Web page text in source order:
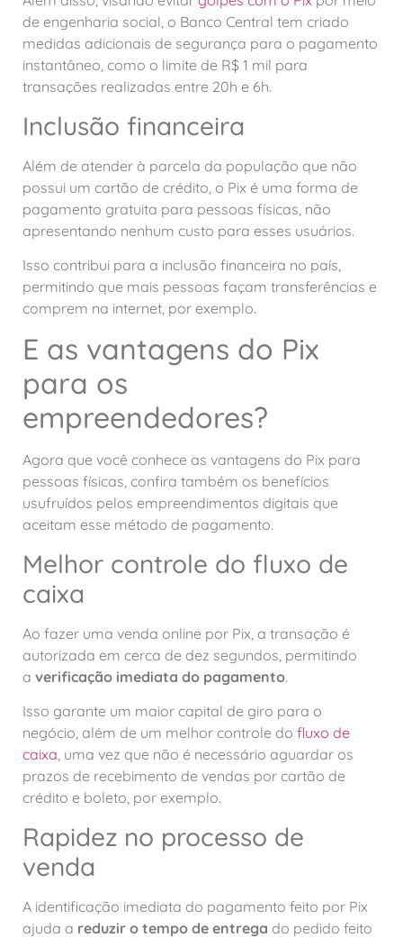
de engenharia social, o Banco Central tem criado
medidas adicionais de segurança para o pagamento
instantâneo, como o limite de R$ 1 mil para
transações realizadas entre 20h e 6h.
Inclusão financeira
Além de atender à parcela da população que não
possui um cartão de crédito, o Pix é uma forma de
pagamento gratuita para pessoas físicas, não
apresentando nenhum custo para esses usuários.
Isso contribui para a inclusão financeira no país,
permitindo que mais pessoas façam transferências e
comprem na internet, por exemplo.
E as vantagens do Pix
para os
empreendedores?
Agora que você conhece as vantagens do Pix para
pessoas físicas, confira também os benefícios
usufruídos pelos empreendimentos digitais que
aceitam esse método de pagamento.
Melhor controle do fluxo de
caixa
Ao fazer uma venda online por Pix, a transação é
autorizada em cerca de dez segundos, permitindo
a verificação imediata do pagamento.
Isso garante um maior capital de giro para o
negócio, além de um melhor controle do fluxo de
caixa, uma vez que não é necessário aguardar os
prazos de recebimento de vendas por cartão de
crédito e boleto, por exemplo.
Rapidez no processo de
venda
A identificação imediata do pagamento feito por Pix
ajuda a reduzir o tempo de entrega do pedido feito